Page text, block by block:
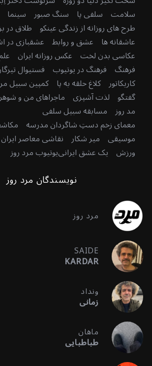
سلامت سلفی پا سنگ صبور سینما
طرح های روزانه از زندگی عینکو طلاق در
عاشقانه ها عشق و روابط عشقبازی در
عکاسی بدن لخت عکس روزانه ایران
فرهنگ فرهنگ در یوتیوب فستیوال
کاریکاتور کلاغ حلقه به پا کمپین سبیل
گفتگو لذت آشپزی ماجراهای من و
مد روز مسابقه سبیل سلفی
معمای زخم دستِ شاگردان مدرسه
موسیقی میر شکار نقاشی معاصر ایران
ورزش یک عشق ایرانییوتیوب مرد روز
نویسندگان مرد روز
مرد روز
SAIDE
KARDAR
ونداد
زمانی
ماهان
طباطبایی